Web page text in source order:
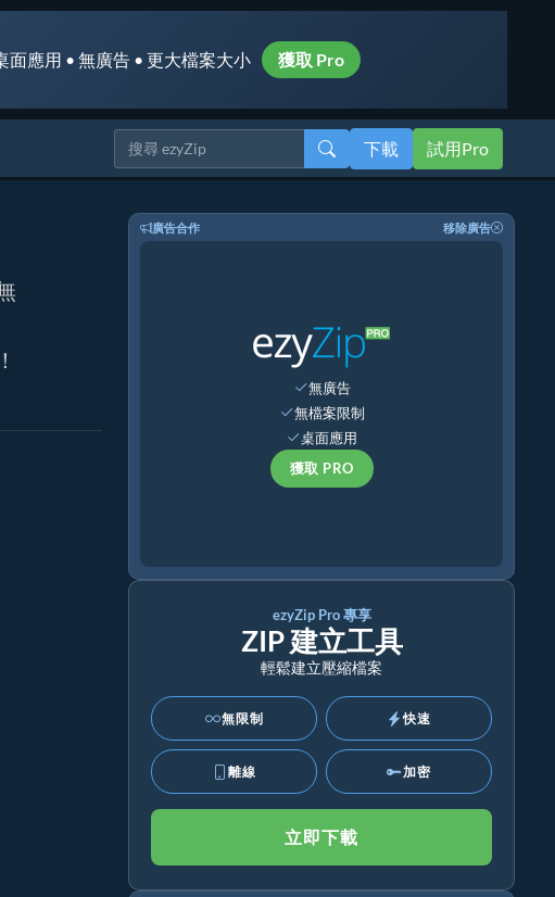
面應用 • 無廣告 • 更大檔案大小 獲取 Pro
下載 試用Pro
廣告合作 移除廣告
無廣告
無檔案限制
桌面應用
獲取 PRO
ezyZip Pro 專享
ZIP 建立工具
輕鬆建立壓縮檔案
無限制 快速
離線 加密
立即下載